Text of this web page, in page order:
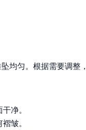
均匀。根据需要调整
净。
皱。